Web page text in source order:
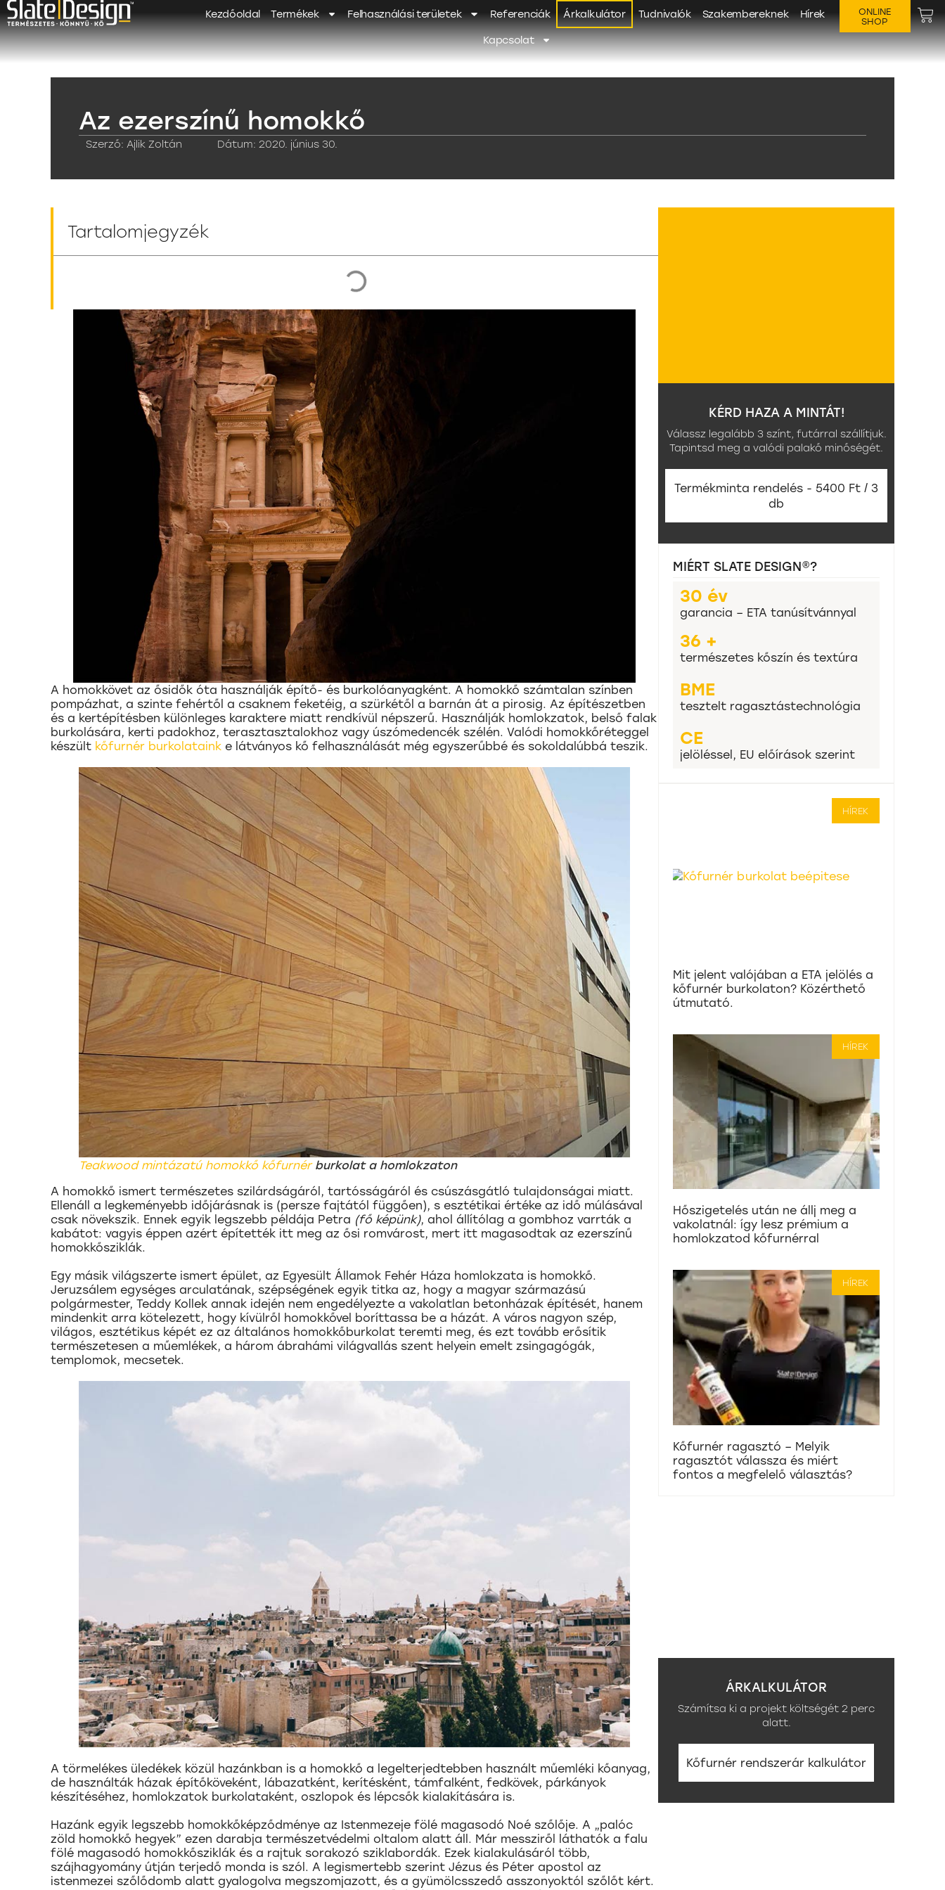
Kezdőoldal Termékek Felhasználási területek Referenciák Árkalkulátor Tudnivalók Szakembereknek
Hírek
Kapcsolat
ONLINE
SHOP
Az ezerszínű homokkő
Szerző: Ajlik Zoltán Dátum: 2020. június 30.
Tartalomjegyzék
A homokkövet az ősidők óta használják építő- és burkolóanyagként. A homokkő számtalan színben
pompázhat, a szinte fehértől a csaknem feketéig, a szürkétől a barnán át a pirosig. Az építészetben
és a kertépítésben különleges karaktere miatt rendkívül népszerű. Használják homlokzatok, belső falak
burkolására, kerti padokhoz, terasztasztalokhoz vagy úszómedencék szélén. Valódi homokkőréteggel
készült kőfurnér burkolataink e látványos kő felhasználását még egyszerűbbé és sokoldalúbbá teszik.
Teakwood mintázatú homokkő kőfurnérburkolat a homlokzaton
A homokkő ismert természetes szilárdságáról, tartósságáról és csúszásgátló tulajdonságai miatt.
Ellenáll a legkeményebb időjárásnak is (persze fajtától függően), s esztétikai értéke az idő múlásával
csak növekszik. Ennek egyik legszebb példája Petra (fő képünk), ahol állítólag a gombhoz varrták a
kabátot: vagyis éppen azért építették itt meg az ősi romvárost, mert itt magasodtak az ezerszínű
homokkősziklák.
Egy másik világszerte ismert épület, az Egyesült Államok Fehér Háza homlokzata is homokkő.
Jeruzsálem egységes arculatának, szépségének egyik titka az, hogy a magyar származású
polgármester, Teddy Kollek annak idején nem engedélyezte a vakolatlan betonházak építését, hanem
mindenkit arra kötelezett, hogy kívülről homokkővel boríttassa be a házát. A város nagyon szép,
világos, esztétikus képét ez az általános homokkőburkolat teremti meg, és ezt tovább erősítik
természetesen a műemlékek, a három ábrahámi világvallás szent helyein emelt zsingagógák,
templomok, mecsetek.
A törmelékes üledékek közül hazánkban is a homokkő a legelterjedtebben használt műemléki kőanyag,
de használták házak építőköveként, lábazatként, kerítésként, támfalként, fedkövek, párkányok
készítéséhez, homlokzatok burkolataként, oszlopok és lépcsők kialakítására is.
Hazánk egyik legszebb homokkőképződménye az Istenmezeje fölé magasodó Noé szőlője. A „palóc
zöld homokkő hegyek” ezen darabja természetvédelmi oltalom alatt áll. Már messziről láthatók a falu
fölé magasodó homokkősziklák és a rajtuk sorakozó sziklabordák. Ezek kialakulásáról több,
szájhagyomány útján terjedő monda is szól. A legismertebb szerint Jézus és Péter apostol az
istenmezei szőlődomb alatt gyalogolva megszomjazott, és a gyümölcsszedő asszonyoktól szőlőt kért.
KÉRD HAZA A MINTÁT!
Válassz legalább 3 színt, futárral szállítjuk.
Tapintsd meg a valódi palakő minőségét.
Termékminta rendelés - 5400 Ft / 3
db
MIÉRT SLATE DESIGN®?
30 év
garancia – ETA tanúsítvánnyal
36 +
természetes kőszín és textúra
BME
tesztelt ragasztástechnológia
CE
jelöléssel, EU előírások szerint
HÍREK
Mit jelent valójában a ETA jelölés a
kőfurnér burkolaton? Közérthető
útmutató.
HÍREK
Hőszigetelés után ne állj meg a
vakolatnál: így lesz prémium a
homlokzatod kőfurnérral
HÍREK
Kőfurnér ragasztó – Melyik
ragasztót válassza és miért
fontos a megfelelő választás?
ÁRKALKULÁTOR
Számítsa ki a projekt költségét 2 perc
alatt.
Kőfurnér rendszerár kalkulátor